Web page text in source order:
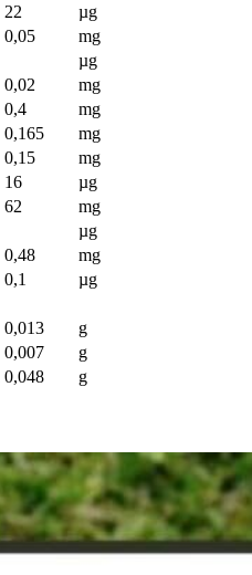
22
µg
0,05
mg
µg
0,02
mg
0,4
mg
0,165
mg
0,15
mg
16
µg
62
mg
µg
0,48
mg
0,1
µg
0,013
g
0,007
g
0,048
g